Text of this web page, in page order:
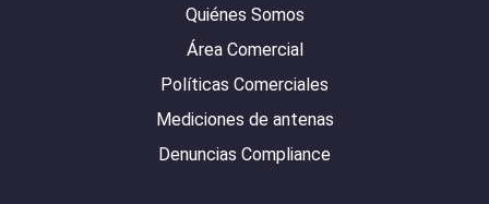
Quiénes Somos
Área Comercial
Políticas Comerciales
Mediciones de antenas
Denuncias Compliance